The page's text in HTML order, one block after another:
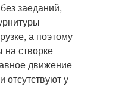
заеданий,
а поэтому
створке
движение
у